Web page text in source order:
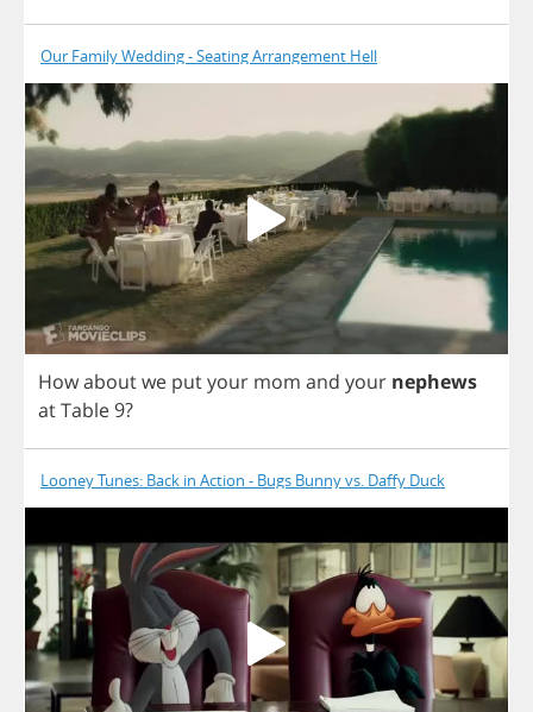
Our Family Wedding - Seating Arrangement Hell
Howaboutwe putyour mom and your nephews
atTable9?
Looney Tunes: Back in Action - Bugs Bunny vs. Daffy Duck